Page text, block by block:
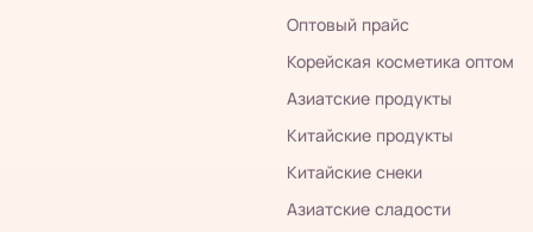
Оптовый прайс
Корейская косметика оптом
Азиатские продукты
Китайские продукты
Китайские снеки
Азиатские сладости